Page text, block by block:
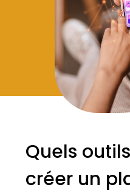
Quels
créer un